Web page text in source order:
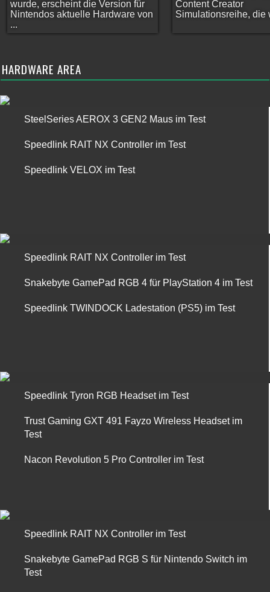
wurde, erscheint die Version für
Nintendos aktuelle Hardware von
...
Content Creator
Simulationsreihe, die
HARDWARE AREA
SteelSeries AEROX 3 GEN2 Maus im Test
Speedlink RAIT NX Controller im Test
Speedlink VELOX im Test
Speedlink RAIT NX Controller im Test
Snakebyte GamePad RGB 4 für PlayStation 4 im Test
Speedlink TWINDOCK Ladestation (PS5) im Test
Speedlink Tyron RGB Headset im Test
Trust Gaming GXT 491 Fayzo Wireless Headset im
Test
Nacon Revolution 5 Pro Controller im Test
Speedlink RAIT NX Controller im Test
Snakebyte GamePad RGB S für Nintendo Switch im
Test